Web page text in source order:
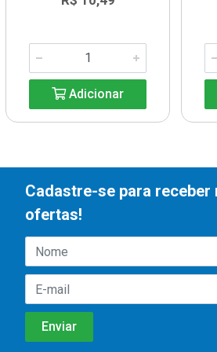
Adicionar
Cadastre-se para receber
ofertas!